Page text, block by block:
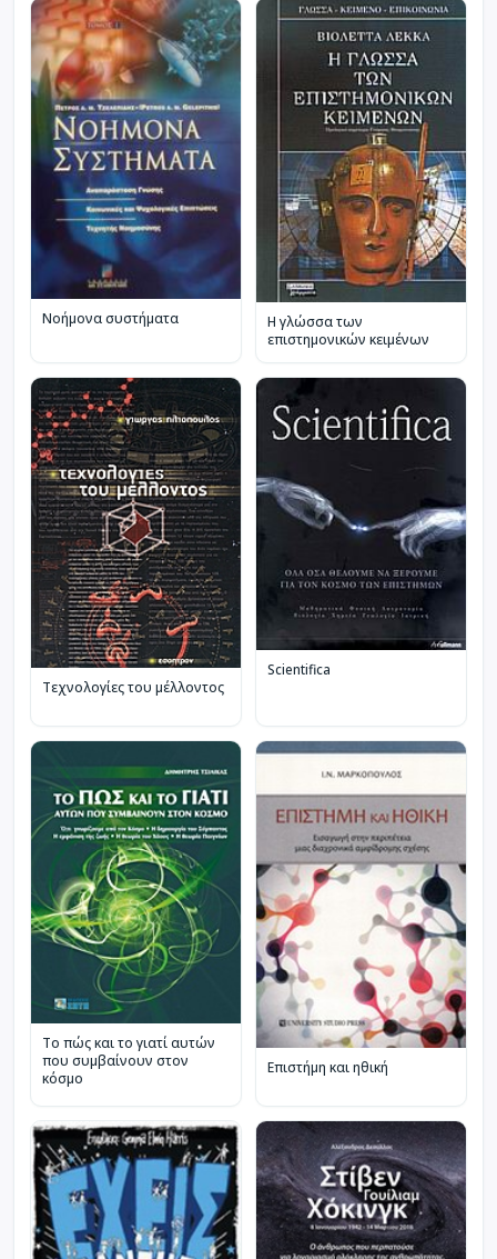
Νοήμονα συστήματα
Η γλώσσα των
επιστημονικών κειμένων
Τεχνολογίες του μέλλοντος
Scientifica
Το πώς και το γιατί αυτών
που συμβαίνουν στον
κόσμο
Επιστήμη και ηθική